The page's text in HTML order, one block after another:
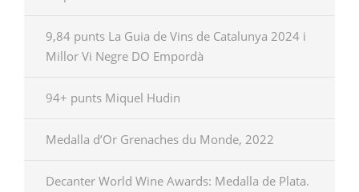
9,84 punts La Guia de Vins de Catalunya 2024 i
Millor Vi Negre DO Empordà
94+ punts Miquel Hudin
Medalla d’Or Grenaches du Monde, 2022
Decanter World Wine Awards: Medalla de Plata.